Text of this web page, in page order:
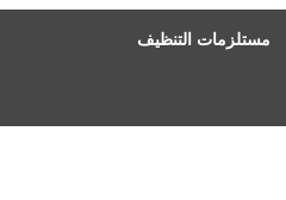
مستلزمات التنظيف